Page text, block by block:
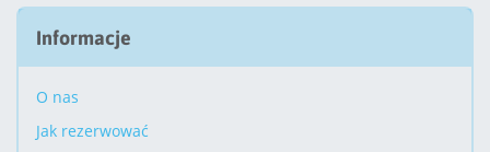
Informacje
O nas
Jak rezerwować